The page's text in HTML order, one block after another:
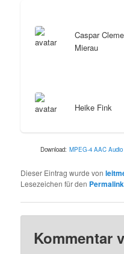
Caspar
Mierau
Heike Fink
Download: MPEG-4 AAC Audio
Dieser Eintrag wurde von
Lesezeichen für den Permalink
Kommentar